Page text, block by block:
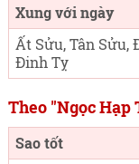
Xung với ngày
Ất Sửu, Tân Sửu,
Đinh Tỵ
Theo "Ngọc Hạp
Sao tốt